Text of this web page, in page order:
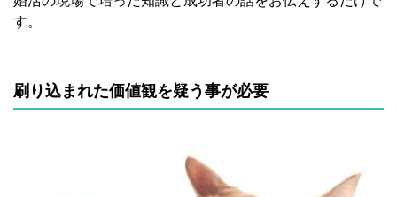
す。
刷り込まれた価値観を疑う事が必要